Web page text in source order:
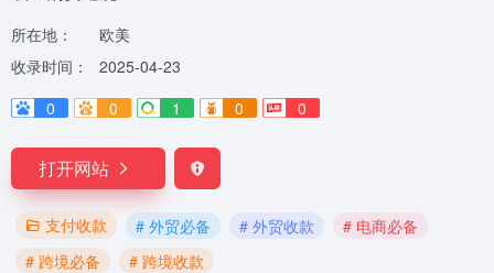
所在地：
欧美
收录时间：
2025-04-23
0
0 1 0 0
打开网站
支付收款 # 外贸必备 # 外贸收款
# 电商必备
# 跨境必备
# 跨境收款